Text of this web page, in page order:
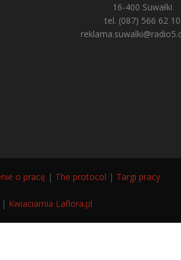
16-400 Suwałki
tel. (087) 566 62 10
o pracę | The protocol | Targi pracy
| Kwiaciarnia Laflora.pl